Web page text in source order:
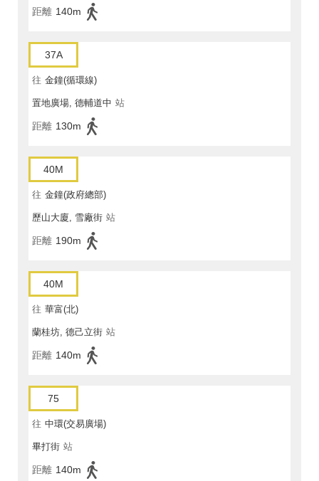
距離 140m
37A
往 金鐘(循環線)
置地廣場, 德輔道中 站
距離 130m
40M
往 金鐘(政府總部)
歷山大廈, 雪廠街 站
距離 190m
40M
往 華富(北)
蘭桂坊, 德己立街 站
距離 140m
75
往 中環(交易廣場)
畢打街 站
距離 140m